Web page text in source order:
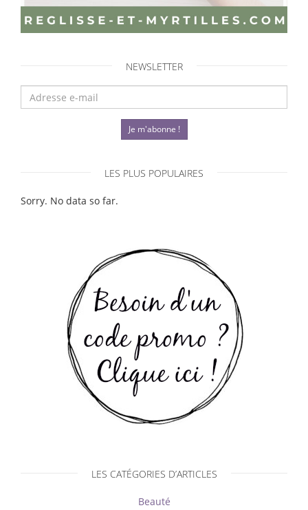
NEWSLETTER
Je m'abonne !
LES PLUS POPULAIRES
Sorry. No data so far.
LES CATÉGORIES D’ARTICLES
Beauté